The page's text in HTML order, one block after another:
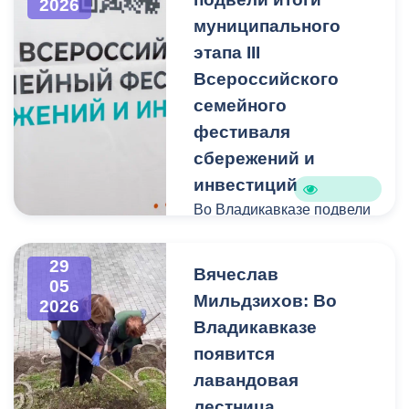
2026
муниципального
этапа III
Всероссийского
семейного
фестиваля
сбережений и
инвестиций
Во Владикавказе подвели
семейного фестиваля
сбережений и инвестиций
Владикавказа,
29
05
2026
Вячеслав
Мильдзихов: Во
Владикавказе
появится
лавандовая